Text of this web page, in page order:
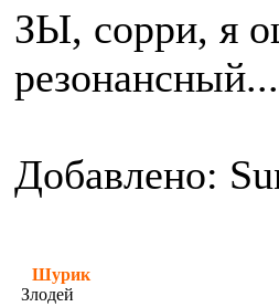
ЗЫ, сорри, я
резонансный...
Добавлено:
Шурик
Злодей